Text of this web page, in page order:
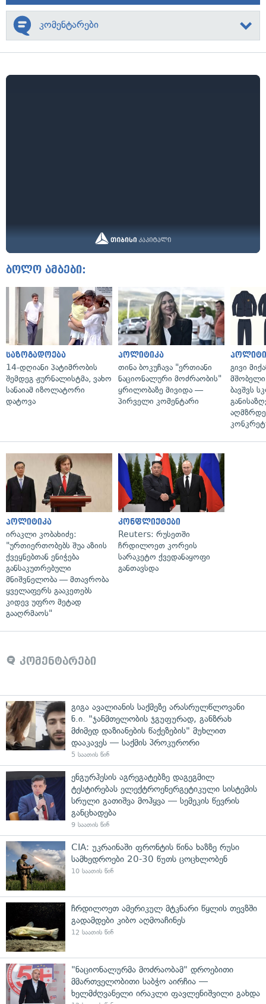
კომენტარები
ბოლო ამბები:
საზოგადოება
14-დღიანი პატიმრობის
შემდეგ ჟურნალისტმა, ვახო
სანაიამ იზოლატორი
დატოვა
პოლიტიკა
თინა ბოკუჩავა "ერთიანი
ნაციონალური მოძრაობის"
ყრილობაზე მივიდა —
პირველი კომენტარი
გივი
მშობელი
ბავშვს
პოლიტიკა
ირაკლი კობახიძე:
"ურთიერთობებს შუა აზიის
ქვეყნებთან ენიჭება
განსაკუთრებული
მნიშვნელობა — მთავრობა
ყველაფერს გააკეთებს
კიდევ უფრო მეტად
გააღრმაოს"
კონფლიქტები
Reuters: რუსეთში
ჩრდილოეთ კორეის
სარაკეტო ქვედანაყოფი
განთავსდა
კომენტარები
გიგა ავალიანის საქმეზე არასრულწლოვანი
ნ.ი. "ჯანმთელობის ჯგუფურად, განზრახ
მძიმედ დაზიანების წაქეზების" მუხლით
დააკავეს — საქმის პროკურორი
5 საათის წინ
ენგურჰესის აგრეგატებზე დაგეგმილ
ტესტირებას ელექტროენერგეტიკული სისტემის
სრული გათიშვა მოჰყვა — სემეკის წევრის
განცხადება
9 საათის წინ
CIA: უკრაინაში ფრონტის წინა ხაზზე რუსი
სამხედროები 20-30 წუთს ცოცხლობენ
10 საათის წინ
ჩრდილოეთ ამერიკულ მტკნარი წყლის თევზში
გადამდები კიბო აღმოაჩინეს
12 საათის წინ
"ნაციონალურმა მოძრაობამ" დროებითი
მმართველობითი საბჭო აირჩია —
ხელმძღვანელი ირაკლი ფავლენიშვილი გახდა